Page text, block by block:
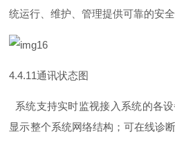
统运行、维护、管理提供可靠的安全
4.4.11通讯状态图
系统支持实时监视接入系统的各
显示整个系统网络结构；可在线诊